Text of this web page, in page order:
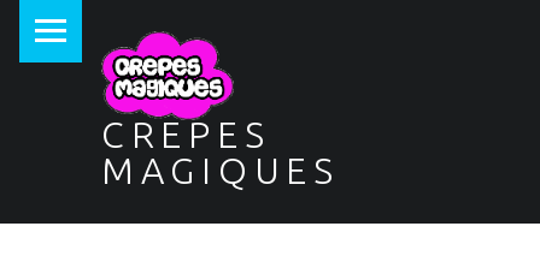
CREPES
MAGIQUES